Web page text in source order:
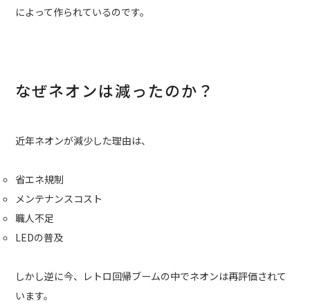
によって作られているのです。
なぜネオンは減ったのか？
近年ネオンが減少した理由は、
省エネ規制
メンテナンスコスト
職人不足
LEDの普及
しかし逆に今、レトロ回帰ブームの中でネオンは再評価されて
います。